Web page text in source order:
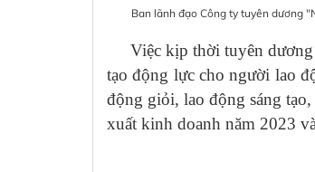
Ban lãnh đạo Công ty tuyên dương
Việc kịp thời tuyên dương
tạo động lực cho người lao
động giỏi, lao động sáng tạo,
xuất kinh doanh năm 2023